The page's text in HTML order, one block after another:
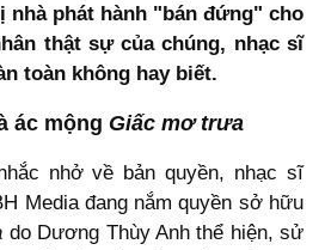
nhà phát hành "bán đứng" cho
thật sự của chúng, nhạc sĩ
toàn không hay biết.
ác mộng Giấc mơ trưa
nhở về bản quyền, nhạc sĩ
Media đang nắm quyền sở hữu
do Dương Thùy Anh thể hiện, sử